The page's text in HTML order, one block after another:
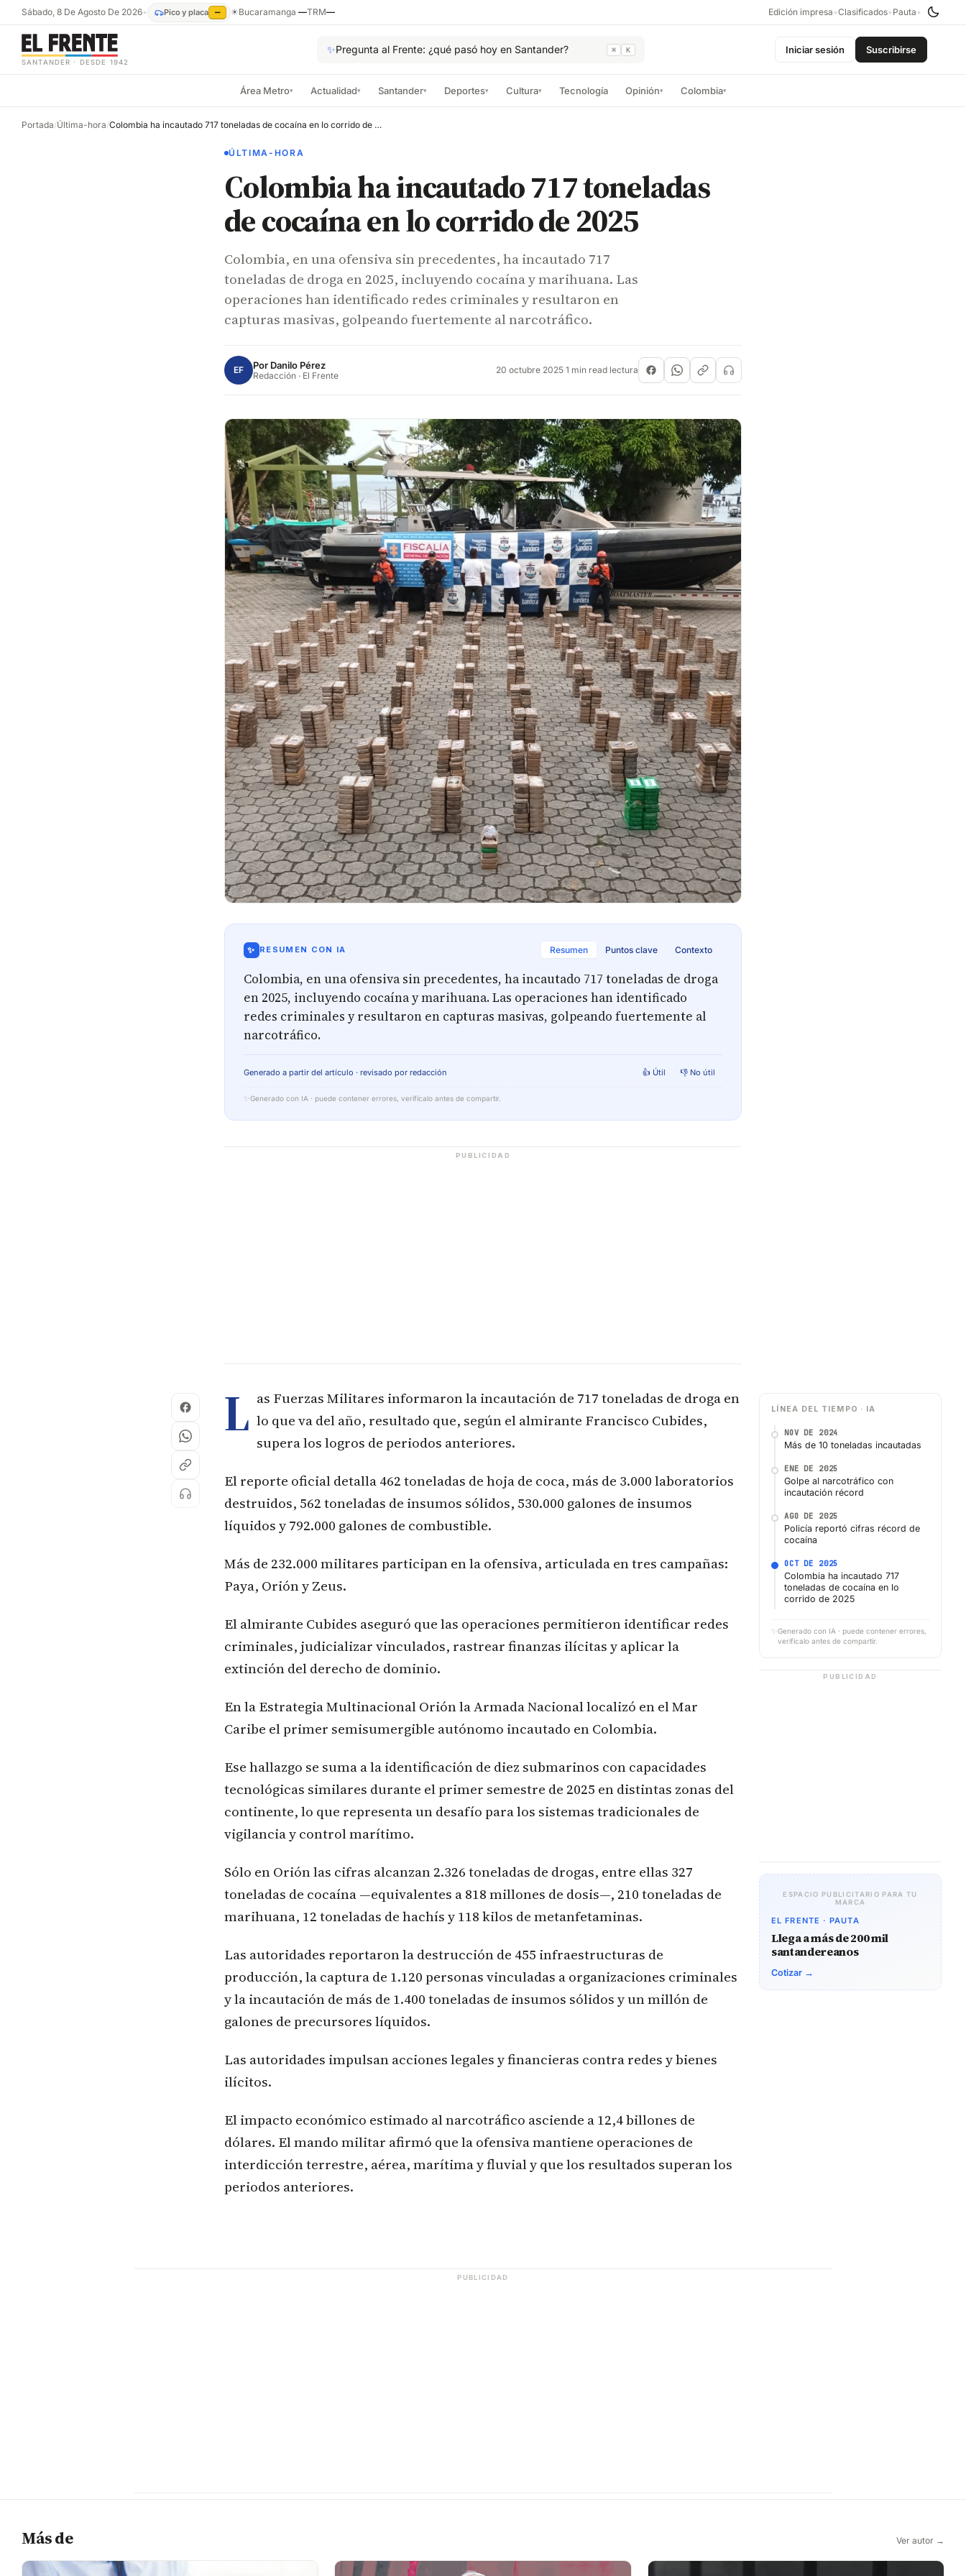
Sábado, 8 De Agosto De 2026• Pico y placa — ☀Bucaramanga—TRM— Edición impresa •Clasificados• Pauta •
SANTANDER · DESDE 1942
✨Pregunta al Frente: ¿qué pasó hoy en Santander? ⌘ K Iniciar sesión Suscribirse
Área Metro▾ Actualidad▾ Santander▾ Deportes▾ Cultura▾ Tecnología Opinión▾ Colombia▾
Portada/Última-hora/ Colombia ha incautado 717 toneladas de cocaína en lo corrido de 2025
ÚLTIMA-HORA
Colombia ha incautado 717 toneladas
de cocaína en lo corrido de 2025
Colombia, en una ofensiva sin precedentes, ha incautado 717
toneladas de droga en 2025, incluyendo cocaína y marihuana. Las
operaciones han identificado redes criminales y resultaron en
capturas masivas, golpeando fuertemente al narcotráfico.
EF Por Danilo Pérez
Redacción · El Frente 20 octubre 2025·1 min read lectura
✨ RESUMEN CON IA Resumen Puntos clave Contexto
Colombia, en una ofensiva sin precedentes, ha incautado 717 toneladas de droga
en 2025, incluyendo cocaína y marihuana. Las operaciones han identificado
redes criminales y resultaron en capturas masivas, golpeando fuertemente al
narcotráfico.
Generado a partir del artículo · revisado por redacción 👍 Útil 👎 No útil
✨ Generado con IA · puede contener errores, verifícalo antes de compartir.
PUBLICIDAD
L as Fuerzas Militares informaron la incautación de 717 toneladas de droga en
lo que va del año, resultado que, según el almirante Francisco Cubides,
supera los logros de periodos anteriores.
El reporte oficial detalla 462 toneladas de hoja de coca, más de 3.000 laboratorios
destruidos, 562 toneladas de insumos sólidos, 530.000 galones de insumos
líquidos y 792.000 galones de combustible.
Más de 232.000 militares participan en la ofensiva, articulada en tres campañas:
Paya, Orión y Zeus.
El almirante Cubides aseguró que las operaciones permitieron identificar redes
criminales, judicializar vinculados, rastrear finanzas ilícitas y aplicar la
extinción del derecho de dominio.
En la Estrategia Multinacional Orión la Armada Nacional localizó en el Mar
Caribe el primer semisumergible autónomo incautado en Colombia.
Ese hallazgo se suma a la identificación de diez submarinos con capacidades
tecnológicas similares durante el primer semestre de 2025 en distintas zonas del
continente, lo que representa un desafío para los sistemas tradicionales de
vigilancia y control marítimo.
Sólo en Orión las cifras alcanzan 2.326 toneladas de drogas, entre ellas 327
toneladas de cocaína —equivalentes a 818 millones de dosis—, 210 toneladas de
marihuana, 12 toneladas de hachís y 118 kilos de metanfetaminas.
Las autoridades reportaron la destrucción de 455 infraestructuras de
producción, la captura de 1.120 personas vinculadas a organizaciones criminales
y la incautación de más de 1.400 toneladas de insumos sólidos y un millón de
galones de precursores líquidos.
Las autoridades impulsan acciones legales y financieras contra redes y bienes
ilícitos.
El impacto económico estimado al narcotráfico asciende a 12,4 billones de
dólares. El mando militar afirmó que la ofensiva mantiene operaciones de
interdicción terrestre, aérea, marítima y fluvial y que los resultados superan los
periodos anteriores.
LÍNEA DEL TIEMPO · IA
NOV DE 2024
Más de 10 toneladas incautadas
ENE DE 2025
Golpe al narcotráfico con
incautación récord
AGO DE 2025
Policía reportó cifras récord de
cocaína
OCT DE 2025
Colombia ha incautado 717
toneladas de cocaína en lo
corrido de 2025
✨ Generado con IA · puede contener errores,
verifícalo antes de compartir.
PUBLICIDAD
ESPACIO PUBLICITARIO PARA TU
MARCA
EL FRENTE · PAUTA
Llega a más de 200 mil
santandereanos
Cotizar →
PUBLICIDAD
Más de Ver autor →